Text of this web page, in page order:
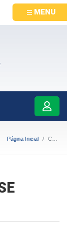
MENU
Página Inicial Covid - Vacinação